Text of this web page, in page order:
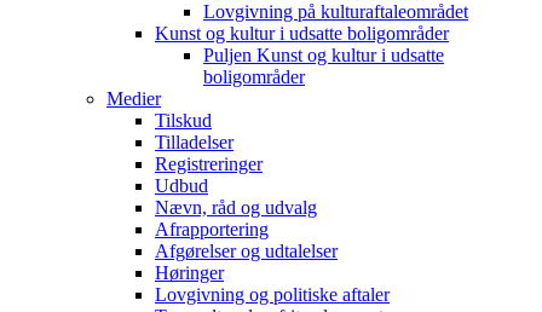
Lovgivning på kulturaftaleområdet
Kunst og kultur i udsatte boligområder
Puljen Kunst og kultur i udsatte
boligområder
Medier
Tilskud
Tilladelser
Registreringer
Udbud
Nævn, råd og udvalg
Afrapportering
Afgørelser og udtalelser
Høringer
Lovgivning og politiske aftaler